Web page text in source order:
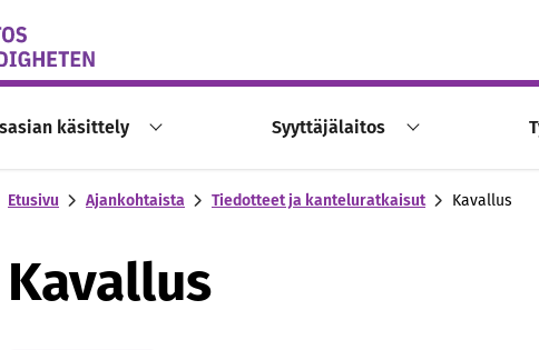
käsittely Syyttäjälaitos
Etusivu Ajankohtaista Tiedotteet ja kanteluratkaisut Kavallus
Kavallus